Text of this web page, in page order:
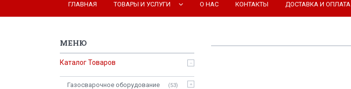
ГЛАВНАЯ ТОВАРЫ И УСЛУГИ О НАС КОНТАКТЫ ДОСТАВКА И ОПЛАТА
Каталог Товаров
Газосварочное оборудование 53